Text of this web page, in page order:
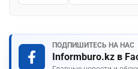
ПОДПИШИТЕСЬ НА НАС
Informburo.kz в